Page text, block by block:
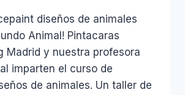
diseños de animales
Animal! Pintacaras
Madrid y nuestra profesora
imparten el curso de
de animales. Un taller de